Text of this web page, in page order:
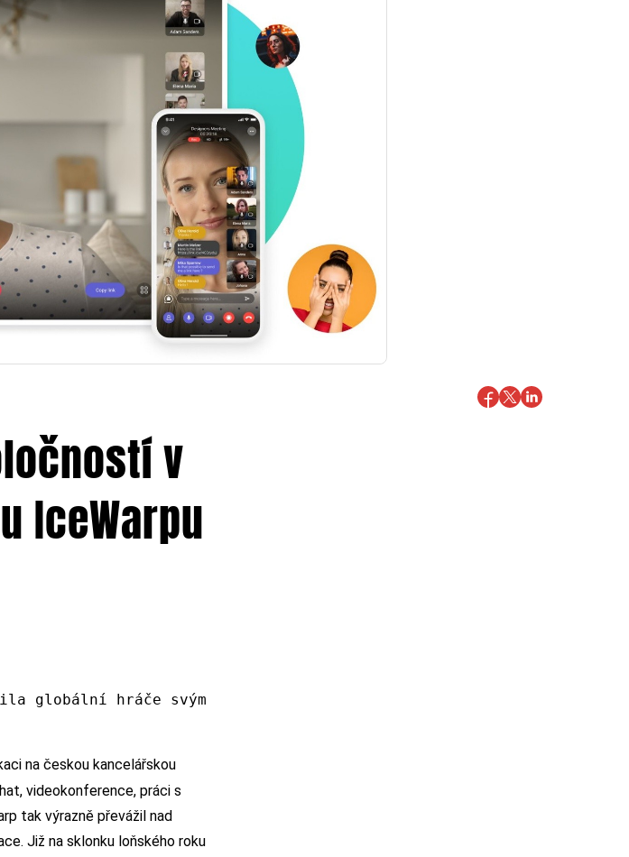
v
IceWarpu
globální hráče svým
na českou kancelářskou
videokonference, práci s
tak výrazně převážil nad
Již na sklonku loňského roku